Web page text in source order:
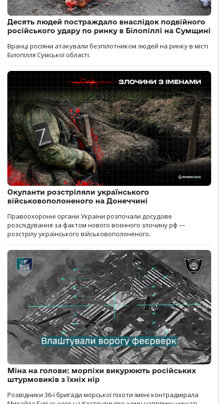
Десять людей постраждало внаслідок подвійного
російського удару по ринку в Білопіллі на Сумщині
Вранці росіяни атакували безпілотником людей на ринку в місті
Білопілля Сумської області.
Окупанти розстріляли українського
військовополоненого на Донеччині
Правоохоронні органи України розпочали досудове
розслідування за фактом нового воєнного злочину рф —
розстрілу українського військовополоненого.
Міна на голови: морпіхи викурюють російських
штурмовиків з їхніх нір
Розвідники 36-ї бригади морської піхоти імені контрадмірала